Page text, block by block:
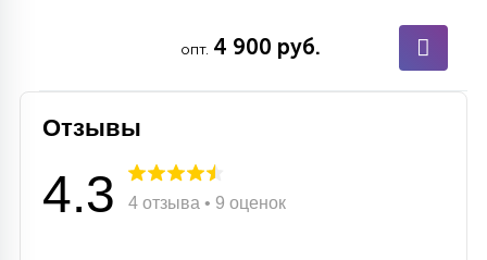
опт. 4 900 руб.
Отзывы
4.3 4 отзыва • 9 оценок